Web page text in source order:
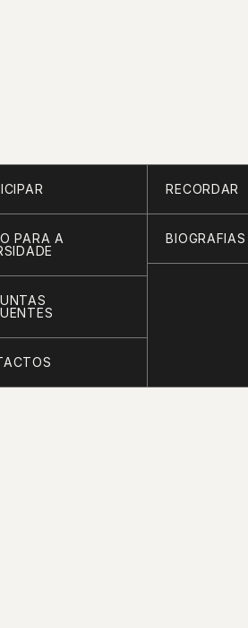
PARA A
RECORDAR
BIOGRAFIAS